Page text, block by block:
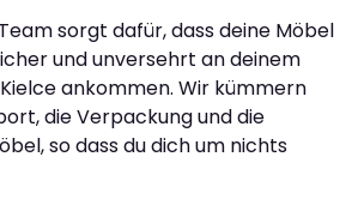
sorgt dafür, dass deine Möbel
und unversehrt an deinem
ankommen. Wir kümmern
die Verpackung und die
so dass du dich um nichts